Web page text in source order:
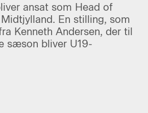
ansat som Head of
En stilling, som
Kenneth Andersen, der til
sæson bliver U19-